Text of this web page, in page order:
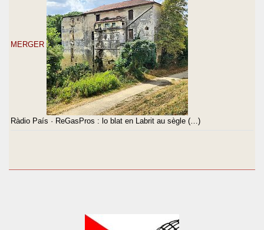
MERGER
Ràdio País · ReGasPros : lo blat en Labrit au sègle (…)